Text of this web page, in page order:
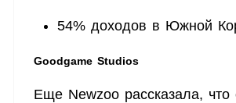
54% доходов в Южной
Goodgame Studios
Еще Newzoo рассказала,